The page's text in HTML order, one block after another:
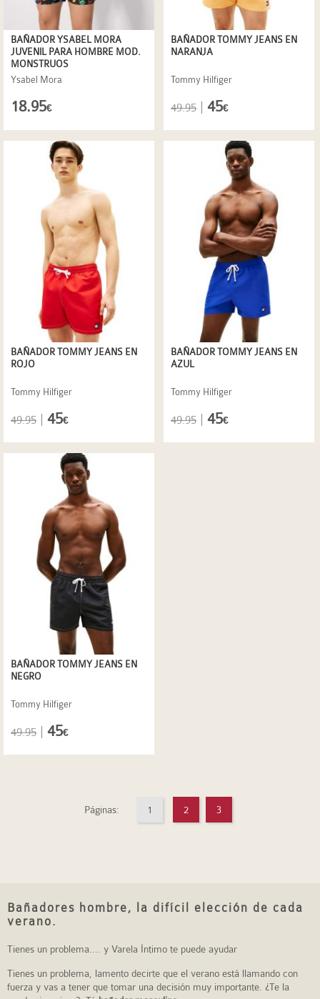
BAÑADOR YSABEL MORA
JUVENIL PARA HOMBRE MOD.
MONSTRUOS
Ysabel Mora
18.95€
BAÑADOR TOMMY JEANS EN
NARANJA
Tommy Hilfiger
49.95 45€
BAÑADOR TOMMY JEANS EN
ROJO
Tommy Hilfiger
49.95 45€
BAÑADOR TOMMY JEANS EN
AZUL
Tommy Hilfiger
49.95 45€
BAÑADOR TOMMY JEANS EN
NEGRO
Tommy Hilfiger
49.95 45€
Páginas: 1 2 3
Bañadores hombre, la difícil elección de cada
verano.
Tienes un problema.... y Varela Íntimo te puede ayudar
Tienes un problema, lamento decirte que el verano está llamando con
fuerza y vas a tener que tomar una decisión muy importante. ¿Te la